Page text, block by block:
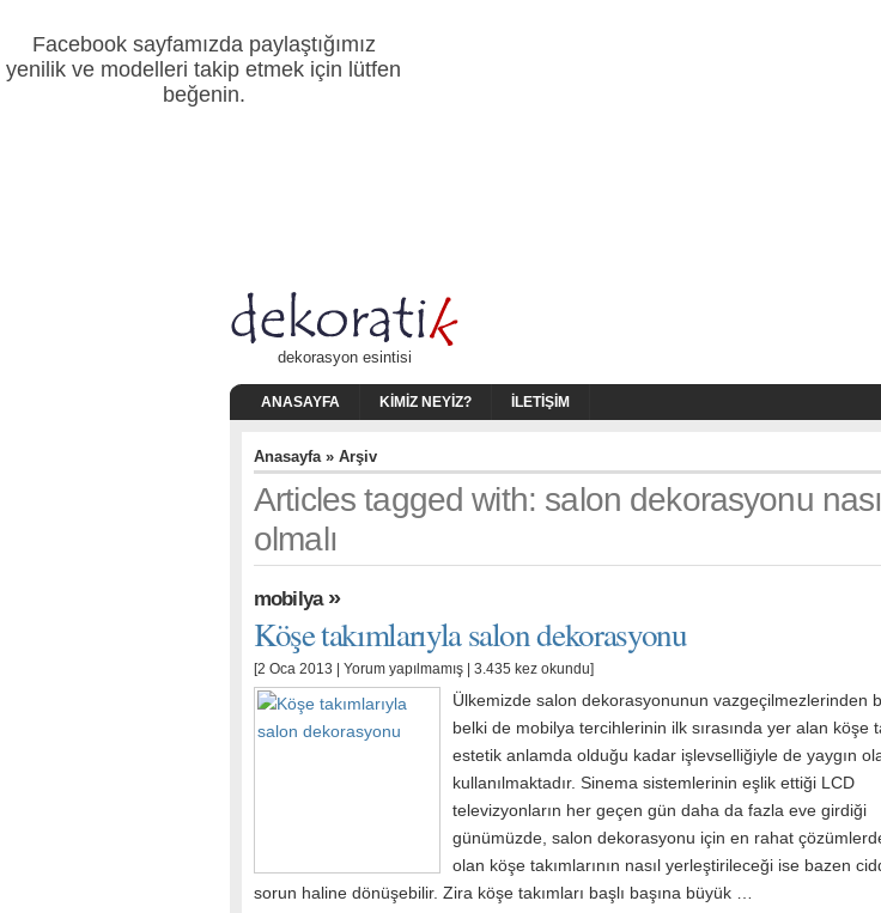
Facebook sayfamızda paylaştığımız
yenilik ve modelleri takip etmek için lütfen
beğenin.
dekorasyon esintisi
ANASAYFA KIMIZ NEYIZ? İLETIŞIM
Anasayfa» Arşiv
Articles tagged with: salon dekorasyonu
olmalı
mobilya»
Köşe takımlarıyla salon dekorasyonu
[2 Oca 2013 | Yorum yapılmamış | 3.435 kez okundu]
Ülkemizde salon dekorasyonunun vazgeçilmezlerinden
belki de mobilya tercihlerinin ilk sırasında yer alan köşe
estetik anlamda olduğu kadar işlevselliğiyle de yaygın
kullanılmaktadır. Sinema sistemlerinin eşlik ettiği LCD
televizyonların her geçen gün daha da fazla eve girdiği
günümüzde, salon dekorasyonu için en rahat
olan köşe takımlarının nasıl yerleştirileceği ise bazen
sorun haline dönüşebilir. Zira köşe takımları başlı başına büyük …